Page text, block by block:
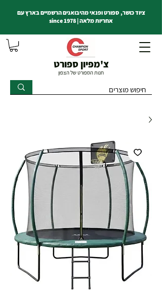
צ'מפיון ספורט
חנות הספורט של הצפון
ציוד כושר, ספורט ופנאי מהיבואנים הרשמיים בארץ עם
אחריות מלאה | since 1978